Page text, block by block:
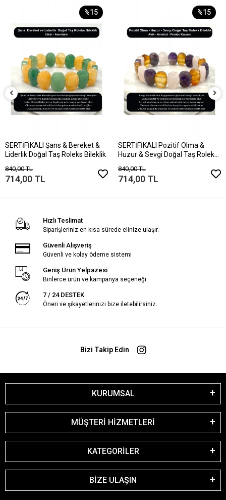
%15
SERTİFİKALI Şans & Bereket &
Liderlik Doğal Taş Roleks Bileklik
840,00 TL
714,00 TL
%15
SERTİFİKALI Pozitif Olma &
Huzur & Sevgi Doğal Taş Roleks
840,00 TL
714,00 TL
Hızlı Teslimat
Siparişleriniz en kısa sürede elinize ulaşır.
Güvenli Alışveriş
Güvenli ve kolay ödeme sistemi
Geniş Ürün Yelpazesi
Binlerce ürün ve kampanya seçeneği
7 / 24 DESTEK
Öneri ve şikayetlerinizi bize iletebilirsiniz.
Bizi Takip Edin
KURUMSAL
MÜŞTERİ HİZMETLERİ
KATEGORİLER
BİZE ULAŞIN